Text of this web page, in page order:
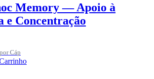
Memory — Apoio à
e Concentração
por Cáp